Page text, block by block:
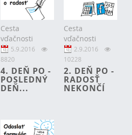
Cesta
vďačnosti
5.9.2016
8820
4. DEŇ PO -
POSLEDNÝ
DEŇ...
Cesta
vďačnosti
2.9.2016
10228
2. DEŇ PO -
RADOSŤ
NEKONČÍ